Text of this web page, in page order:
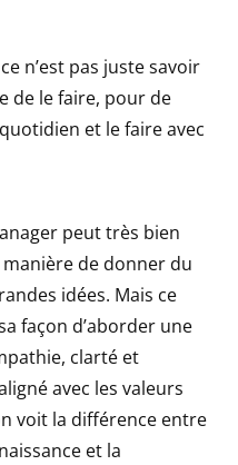
n’est pas juste savoir
de le faire, pour de
et le faire avec
peut très bien
de donner du
idées. Mais ce
façon d’aborder une
clarté et
avec les valeurs
voit la différence entre
et la